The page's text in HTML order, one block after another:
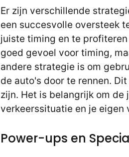
Er zijn verschillende
een succesvolle oversteek
juiste timing en te
goed gevoel voor timing,
andere strategie is om
de auto's door te rennen.
zijn. Het is belangrijk om
verkeerssituatie en je eigen
Power-ups en